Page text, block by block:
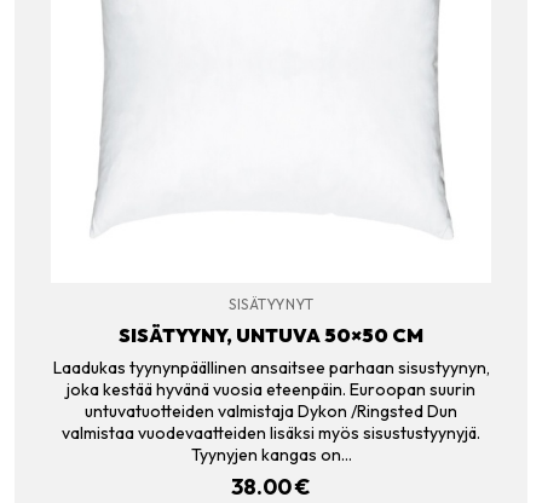
SISÄTYYNYT
SISÄTYYNY, UNTUVA 50×50 CM
Laadukas tyynynpäällinen ansaitsee parhaan sisustyynyn,
joka kestää hyvänä vuosia eteenpäin. Euroopan suurin
untuvatuotteiden valmistaja Dykon /Ringsted Dun
valmistaa vuodevaatteiden lisäksi myös sisustustyynyjä.
Tyynyjen kangas on…
38.00€